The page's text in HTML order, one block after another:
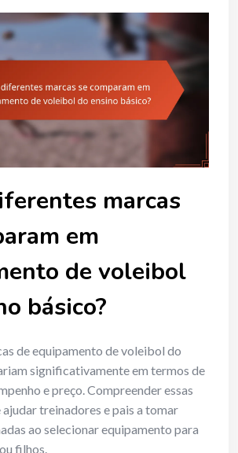
marcas
em
de voleibol
básico?
de equipamento de voleibol do
significativamente em termos de
e preço. Compreender essas
treinadores e pais a tomar
ao selecionar equipamento para
filhos.